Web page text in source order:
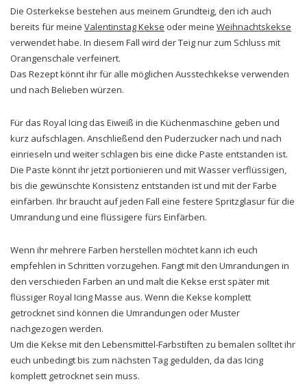
Die Osterkekse bestehen aus meinem Grundteig, den ich auch
bereits für meine Valentinstag Kekse oder meine Weihnachtskekse
verwendet habe. In diesem Fall wird der Teig nur zum Schluss mit
Orangenschale verfeinert.
Das Rezept könnt ihr für alle möglichen Ausstechkekse verwenden
und nach Belieben würzen.
Für das Royal Icing das Eiweiß in die Küchenmaschine geben und
kurz aufschlagen. Anschließend den Puderzucker nach und nach
einrieseln und weiter schlagen bis eine dicke Paste entstanden ist.
Die Paste könnt ihr jetzt portionieren und mit Wasser verflüssigen,
bis die gewünschte Konsistenz entstanden ist und mit der Farbe
einfärben. Ihr braucht auf jeden Fall eine festere Spritzglasur für die
Umrandung und eine flüssigere fürs Einfärben.
Wenn ihr mehrere Farben herstellen möchtet kann ich euch
empfehlen in Schritten vorzugehen. Fangt mit den Umrandungen in
den verschieden Farben an und malt die Kekse erst später mit
flüssiger Royal Icing Masse aus. Wenn die Kekse komplett
getrocknet sind können die Umrandungen oder Muster
nachgezogen werden.
Um die Kekse mit den Lebensmittel-Farbstiften zu bemalen solltet ihr
euch unbedingt bis zum nächsten Tag gedulden, da das Icing
komplett getrocknet sein muss.